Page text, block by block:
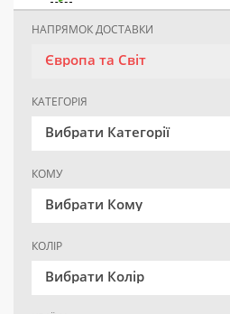
НАПРЯМОК ДОСТАВКИ
Європа та Світ
КАТЕГОРІЯ
Вибрати Категорії
КОМУ
Вибрати Кому
КОЛІР
Вибрати Колір